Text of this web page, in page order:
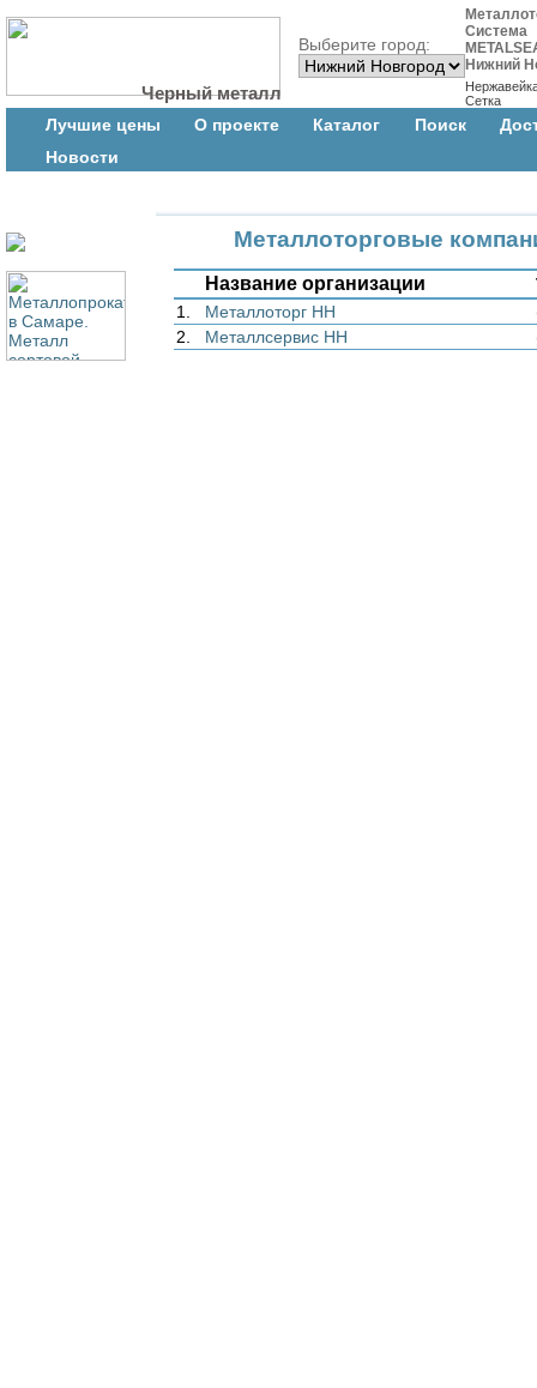
Черный металл
Выберите город:
Система
Нижний
Сетка
Лучшие цены О проекте Каталог Поиск
Новости
Металлоторговые
Название организации
1.
Металлоторг НН
2.
Металлсервис НН